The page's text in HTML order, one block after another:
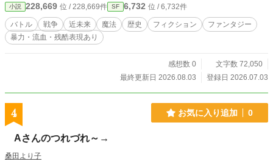
小説 228,669 位 / 228,669件 SF 6,732 位 / 6,732件
バトル 戦争 近未来 魔法 歴史 フィクション
ファンタジー
暴力・流血・残酷表現あり
感想数 0
文字数 72,050
最終更新日 2026.08.03
登録日 2026.07.03
4 お気に入り追加 0
Aさんのつれづれ～→
桑田より子